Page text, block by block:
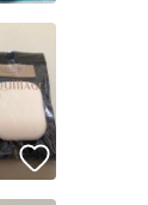
いいね！